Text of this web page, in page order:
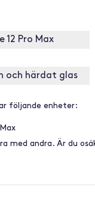
12 Pro Max
och härdat glas
följande enheter:
med andra. Är du